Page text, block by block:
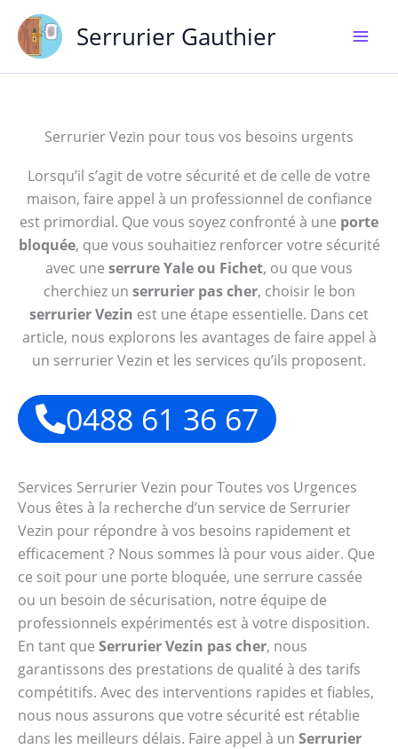
contenu
Serrurier Gauthier
Serrurier Vezin pour tous vos besoins urgents
Lorsqu’il s’agit de votre sécurité et de celle de votre
maison, faire appel à un professionnel de confiance
est primordial. Que vous soyez confronté à une porte
bloquée, que vous souhaitiez renforcer votre sécurité
avec une serrure Yale ou Fichet, ou que vous
cherchiez un serrurier pas cher, choisir le bon
serrurier Vezin est une étape essentielle. Dans cet
article, nous explorons les avantages de faire appel à
un serrurier Vezin et les services qu’ils proposent.
0488 61 36 67
Services Serrurier Vezin pour Toutes vos Urgences
Vous êtes à la recherche d’un service de Serrurier
Vezin pour répondre à vos besoins rapidement et
efficacement ? Nous sommes là pour vous aider. Que
ce soit pour une porte bloquée, une serrure cassée
ou un besoin de sécurisation, notre équipe de
professionnels expérimentés est à votre disposition.
En tant que Serrurier Vezin pas cher, nous
garantissons des prestations de qualité à des tarifs
compétitifs. Avec des interventions rapides et fiables,
nous nous assurons que votre sécurité est rétablie
dans les meilleurs délais. Faire appel à un Serrurier